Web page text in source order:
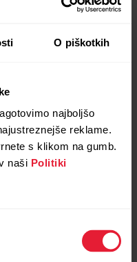
O piškotkih
najboljšo
reklame.
s klikom na gumb.
naši Politiki